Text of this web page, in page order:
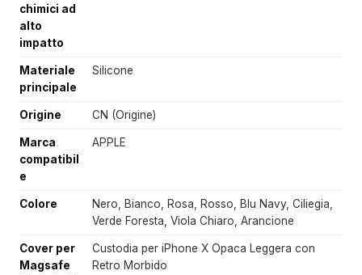
chimici ad
alto
impatto
Materiale
principale
Silicone
Origine CN (Origine)
Marca
compatibil
e
APPLE
Colore
Nero, Bianco, Rosa, Rosso, Blu Navy, Ciliegia,
Verde Foresta, Viola Chiaro, Arancione
Cover per
Magsafe
Custodia per iPhone X Opaca Leggera con
Retro Morbido